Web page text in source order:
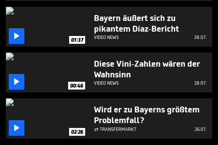
 01:37
Bayern äußert sich zu
pikantem Díaz-Bericht
VIDEO NEWS 28.07.
 00:46
Diese Vini-Zahlen wären der
Wahnsinn
VIDEO NEWS 28.07.
 02:26
Wird er zu Bayerns größtem
Problemfall?
 TRANSFERMARKT 26.07.